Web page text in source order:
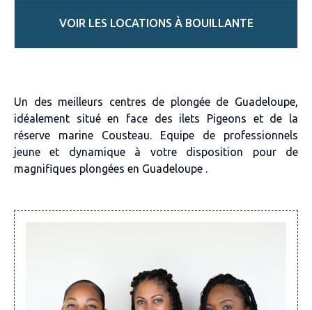
VOIR LES LOCATIONS À BOUILLANTE
Un des meilleurs centres de plongée de Guadeloupe,
idéalement situé en face des ilets Pigeons et de la
réserve marine Cousteau. Equipe de professionnels
jeune et dynamique à votre disposition pour de
magnifiques plongées en Guadeloupe .